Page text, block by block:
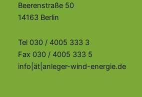
Beerenstraße 50
14163 Berlin
Tel 030 / 4005 333 3
Fax 030 / 4005 333 5
info|ät|anleger-wind-energie.de